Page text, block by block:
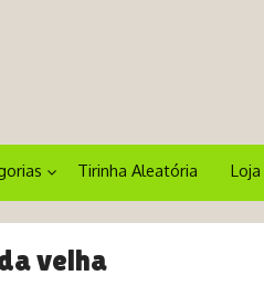
Tirinha Aleatória Loja
velha